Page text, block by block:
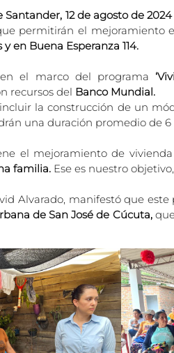
Santander, 12 de agosto de
permitirán el mejoramiento
en Buena Esperanza 114.
el marco del programa
recursos del Banco Mundial.
la construcción de un
una duración promedio de 6
el mejoramiento de vivienda
familia. Ese es nuestro
Alvarado, manifestó que
de San José de Cúcuta,